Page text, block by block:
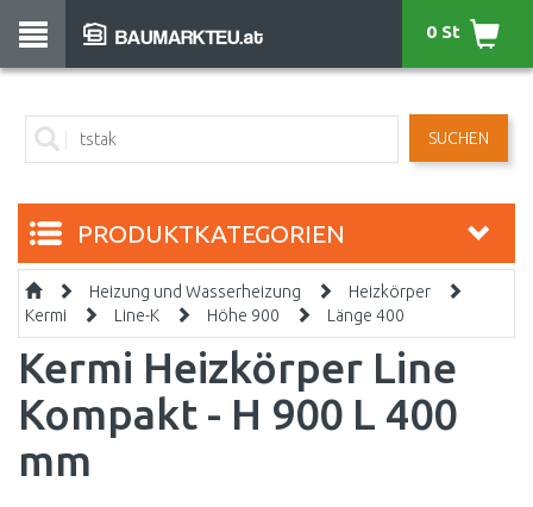
SUCHEN
0 St
PRODUKTKATEGORIEN
Heizung und Wasserheizung
Heizkörper
Kermi
Line-K Höhe 900 Länge 400
Kermi Heizkörper Line
Kompakt - H 900 L 400
mm